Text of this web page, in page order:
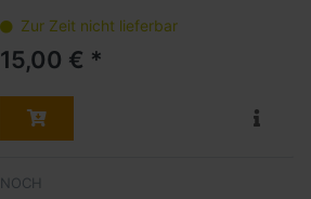
Zur Zeit nicht lieferbar
15,00 € *
NOCH